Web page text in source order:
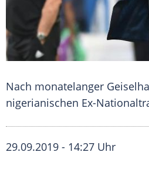
Nach monatelanger
nigerianischen Ex-
29.09.2019 - 14:27 Uhr